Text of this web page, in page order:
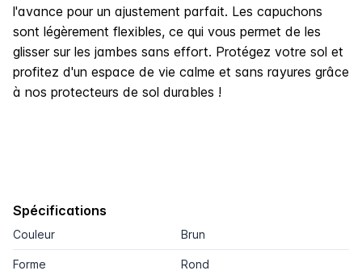
l'avance pour un ajustement parfait. Les capuchons
sont légèrement flexibles, ce qui vous permet de les
glisser sur les jambes sans effort. Protégez votre sol et
profitez d'un espace de vie calme et sans rayures grâce
à nos protecteurs de sol durables !
Spécifications
Couleur Brun
Forme Rond